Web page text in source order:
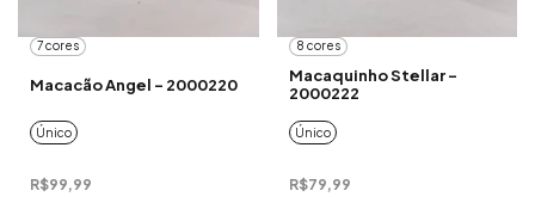
7 cores
Macacão Angel - 2000220
Único
R$99,99
8 cores
Macaquinho Stellar -
2000222
Único
R$79,99